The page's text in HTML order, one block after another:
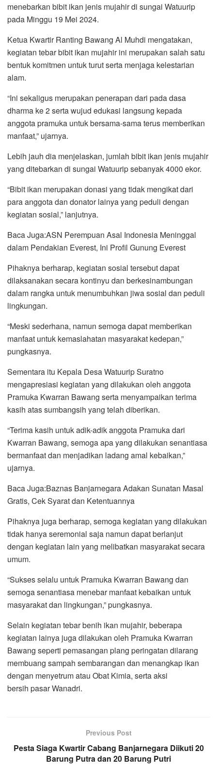
menebarkan bibit ikan jenis mujahir di sungai Watuurip
pada Minggu 19 Mei 2024.
Ketua Kwartir Ranting Bawang Al Muhdi mengatakan,
kegiatan tebar bibit ikan mujahir ini merupakan salah satu
bentuk komitmen untuk turut serta menjaga kelestarian
alam.
“Ini sekaligus merupakan penerapan dari pada dasa
dharma ke 2 serta wujud edukasi langsung kepada
anggota pramuka untuk bersama-sama terus memberikan
manfaat,” ujarnya.
Lebih jauh dia menjelaskan, jumlah bibit ikan jenis mujahir
yang ditebarkan di sungai Watuurip sebanyak 4000 ekor.
“Bibit ikan merupakan donasi yang tidak mengikat dari
para anggota dan donator lainya yang peduli dengan
kegiatan sosial,” lanjutnya.
Baca Juga:ASN Perempuan Asal Indonesia Meninggal
dalam Pendakian Everest, Ini Profil Gunung Everest
Pihaknya berharap, kegiatan sosial tersebut dapat
dilaksanakan secara kontinyu dan berkesinambungan
dalam rangka untuk menumbuhkan jiwa sosial dan peduli
lingkungan.
“Meski sederhana, namun semoga dapat memberikan
manfaat untuk kemaslahatan masyarakat kedepan,”
pungkasnya.
Sementara itu Kepala Desa Watuurip Suratno
mengapresiasi kegiatan yang dilakukan oleh anggota
Pramuka Kwarran Bawang serta menyampaikan terima
kasih atas sumbangsih yang telah diberikan.
“Terima kasih untuk adik-adik anggota Pramuka dari
Kwarran Bawang, semoga apa yang dilakukan senantiasa
bermanfaat dan menjadikan ladang amal kebaikan,”
ujarnya.
Baca Juga:Baznas Banjarnegara Adakan Sunatan Masal
Gratis, Cek Syarat dan Ketentuannya
Pihaknya juga berharap, semoga kegiatan yang dilakukan
tidak hanya seremonial saja namun dapat berlanjut
dengan kegiatan lain yang melibatkan masyarakat secara
umum.
“Sukses selalu untuk Pramuka Kwarran Bawang dan
semoga senantiasa menebar manfaat kebaikan untuk
masyarakat dan lingkungan,” pungkasnya.
Selain kegiatan tebar benih ikan mujahir, beberapa
kegiatan lainya juga dilakukan oleh Pramuka Kwarran
Bawang seperti pemasangan plang peringatan dilarang
membuang sampah sembarangan dan menangkap ikan
dengan menyetrum atau Obat Kimia, serta aksi
bersih pasar Wanadri.
Previous Post
Pesta Siaga Kwartir Cabang Banjarnegara Diikuti 20
Barung Putra dan 20 Barung Putri